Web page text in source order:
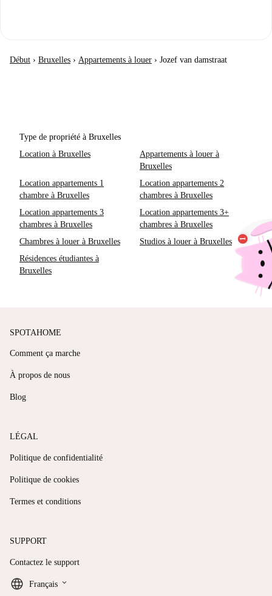
Début › Bruxelles › Appartements à louer › Jozef van damstraat
Type de propriété à Bruxelles
Location à Bruxelles
Appartements à louer à
Bruxelles
Location appartements 1
chambre à Bruxelles
Location appartements 2
chambres à Bruxelles
Location appartements 3
chambres à Bruxelles
Location appartements 3+
chambres à Bruxelles
Chambres à louer à Bruxelles
Studios à louer à Bruxelles
Résidences étudiantes à
Bruxelles
SPOTAHOME
Comment ça marche
À propos de nous
Blog
LÉGAL
Politique de confidentialité
Politique de cookies
Termes et conditions
SUPPORT
Contactez le support
Français keyboard_arrow_down